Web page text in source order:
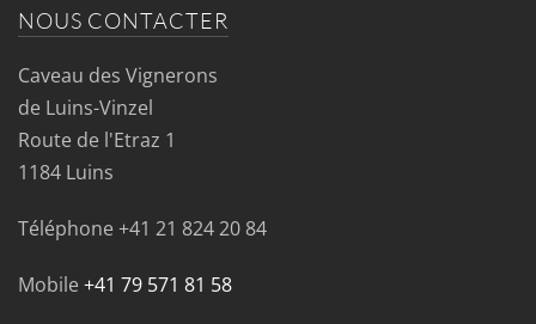
NOUS CONTACTER
Caveau des Vignerons
de Luins-Vinzel
Route de l'Etraz 1
1184 Luins
Téléphone +41 21 824 20 84
Mobile +41 79 571 81 58